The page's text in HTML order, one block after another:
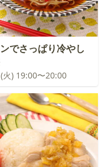
でさっぱり冷やし
火) 19:00〜20:00